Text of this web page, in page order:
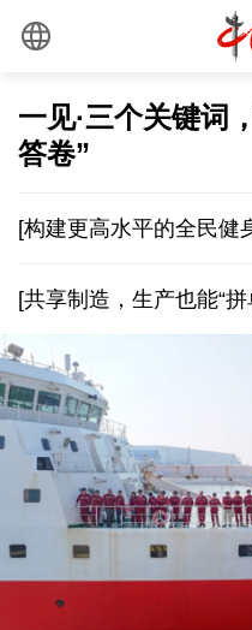
一见·三个关键词
答卷”
[构建更高水平的全民健
[共享制造，生产也能“拼